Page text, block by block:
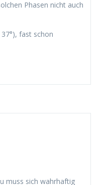
Phasen nicht auch
fast schon
muss sich wahrhaftig